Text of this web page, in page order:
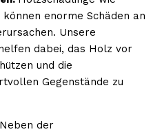
enorme Schäden an
Unsere
dabei, das Holz vor
und die
Gegenstände zu
Neben der